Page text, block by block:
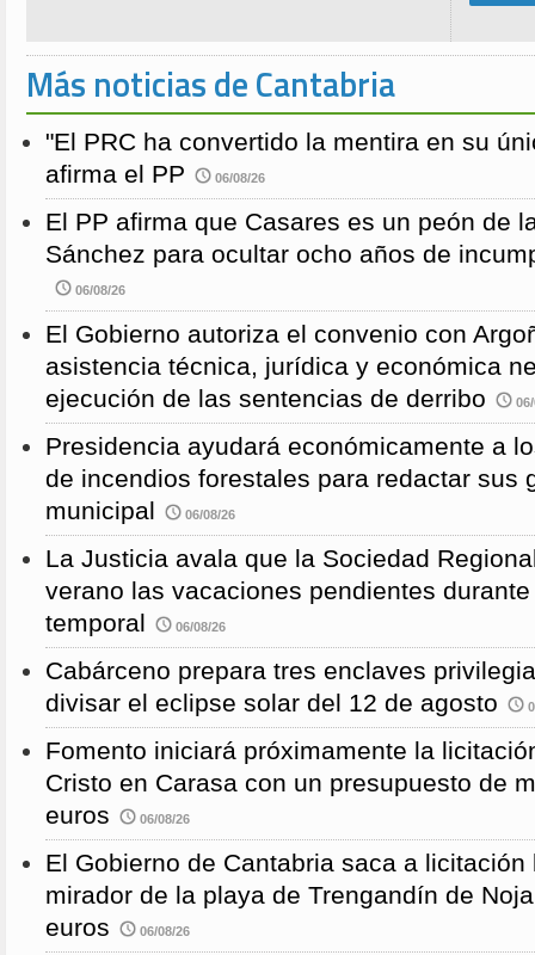
Más noticias de Cantabria
"El PRC ha convertido la mentira en su
afirma el PP
06/08/26
El PP afirma que Casares es un peón de
Sánchez para ocultar ocho años de
06/08/26
El Gobierno autoriza el convenio con
asistencia técnica, jurídica y económica
ejecución de las sentencias de derribo
Presidencia ayudará económicamente a
de incendios forestales para redactar sus
municipal
06/08/26
La Justicia avala que la Sociedad
verano las vacaciones pendientes
temporal
06/08/26
Cabárceno prepara tres enclaves
divisar el eclipse solar del 12 de agosto
Fomento iniciará próximamente la
Cristo en Carasa con un presupuesto de
euros
06/08/26
El Gobierno de Cantabria saca a
mirador de la playa de Trengandín de
euros
06/08/26